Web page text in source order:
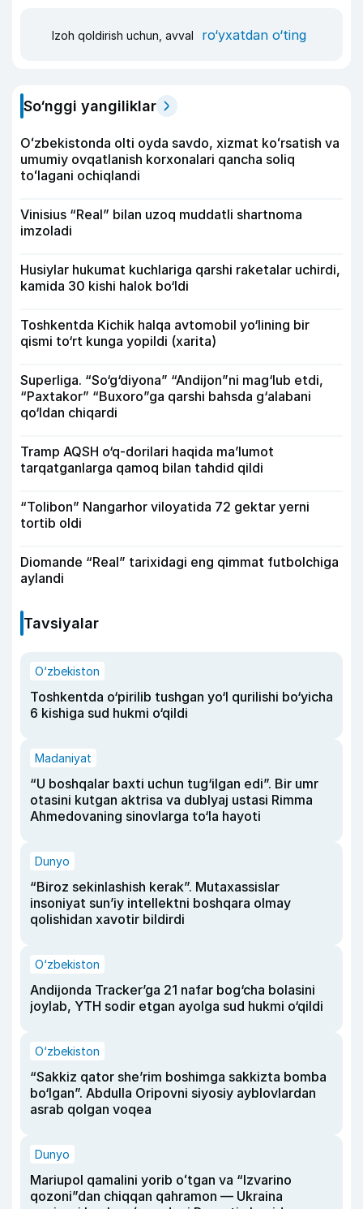
Izoh qoldirish uchun, avval ro‘yxatdan o‘ting
So‘nggi yangiliklar
Oʻzbekistonda olti oyda savdo, xizmat koʻrsatish va
umumiy ovqatlanish korxonalari qancha soliq
toʻlagani ochiqlandi
Vinisius “Real” bilan uzoq muddatli shartnoma
imzoladi
Husiylar hukumat kuchlariga qarshi raketalar uchirdi,
kamida 30 kishi halok bo‘ldi
Toshkentda Kichik halqa avtomobil yo‘lining bir
qismi to‘rt kunga yopildi (xarita)
Superliga. “So‘g‘diyona” “Andijon”ni mag‘lub etdi,
“Paxtakor” “Buxoro”ga qarshi bahsda g‘alabani
qo‘ldan chiqardi
Tramp AQSH o‘q-dorilari haqida ma’lumot
tarqatganlarga qamoq bilan tahdid qildi
“Tolibon” Nangarhor viloyatida 72 gektar yerni
tortib oldi
Diomande “Real” tarixidagi eng qimmat futbolchiga
aylandi
Tavsiyalar
O‘zbekiston
Toshkentda o‘pirilib tushgan yo‘l qurilishi bo‘yicha
6 kishiga sud hukmi o‘qildi
Madaniyat
“U boshqalar baxti uchun tug‘ilgan edi”. Bir umr
otasini kutgan aktrisa va dublyaj ustasi Rimma
Ahmedovaning sinovlarga to‘la hayoti
Dunyo
“Biroz sekinlashish kerak”. Mutaxassislar
insoniyat sun’iy intellektni boshqara olmay
qolishidan xavotir bildirdi
O‘zbekiston
Andijonda Tracker’ga 21 nafar bog‘cha bolasini
joylab, YTH sodir etgan ayolga sud hukmi o‘qildi
O‘zbekiston
“Sakkiz qator she’rim boshimga sakkizta bomba
bo‘lgan”. Abdulla Oripovni siyosiy ayblovlardan
asrab qolgan voqea
Dunyo
Mariupol qamalini yorib oʻtgan va “Izvarino
qozoni”dan chiqqan qahramon — Ukraina